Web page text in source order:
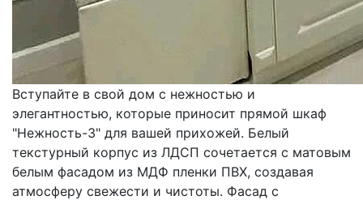
Вступайте в свой дом с нежностью и
элегантностью, которые приносит прямой шкаф
"Нежность-3" для вашей прихожей. Белый
текстурный корпус из ЛДСП сочетается с матовым
белым фасадом из МДФ пленки ПВХ, создавая
атмосферу свежести и чистоты. Фасад с